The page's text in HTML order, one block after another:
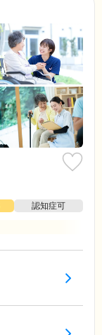
認知症可